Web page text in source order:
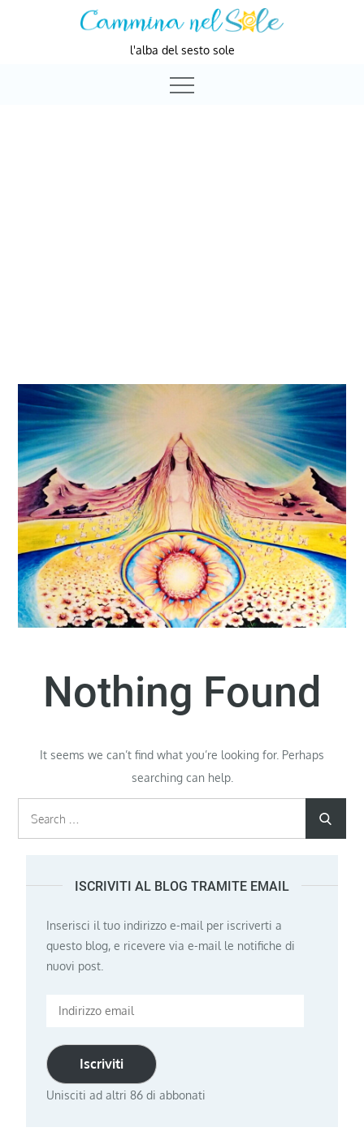
l'alba del sesto sole
Nothing Found
It seems we can’t find what you’re looking for. Perhaps
searching can help.
ISCRIVITI AL BLOG TRAMITE EMAIL
Inserisci il tuo indirizzo e-mail per iscriverti a
questo blog, e ricevere via e-mail le notifiche di
nuovi post.
Indirizzo
Iscriviti
Unisciti ad altri 86 di abbonati